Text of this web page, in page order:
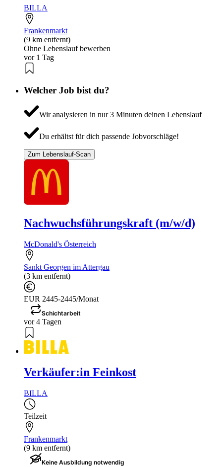
BILLA
Frankenmarkt
(9 km entfernt)
Ohne Lebenslauf bewerben
vor 1 Tag
Welcher Job bist du?
Wir analysieren in nur 3 Minuten deinen Lebenslauf
Du erhältst für dich passende Jobvorschläge!
Zum Lebenslauf-Scan
Nachwuchsführungskraft (m/w/d)
McDonald's Österreich
Sankt Georgen im Attergau
(3 km entfernt)
EUR 2445-2445/Monat
Schichtarbeit
vor 4 Tagen
Verkäufer:in Feinkost
BILLA
Teilzeit
Frankenmarkt
(9 km entfernt)
Keine Ausbildung notwendig